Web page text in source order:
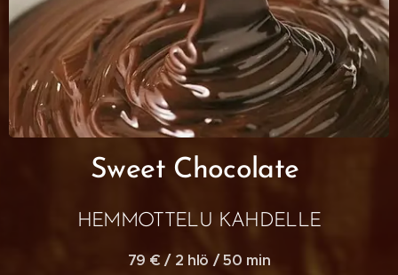
Sweet Chocolate
HEMMOTTELU KAHDELLE
79 € / 2 hlö / 50 min